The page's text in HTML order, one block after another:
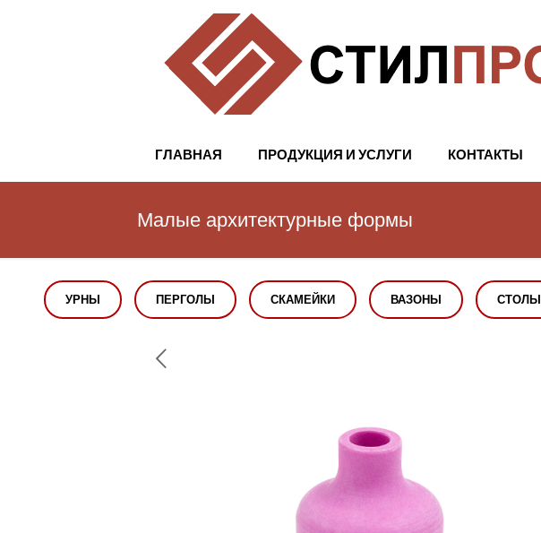
ГЛАВНАЯ ПРОДУКЦИЯ И УСЛУГИ КОНТАКТЫ
Малые архитектурные формы
УРНЫ ПЕРГОЛЫ СКАМЕЙКИ ВАЗОНЫ СТОЛЫ